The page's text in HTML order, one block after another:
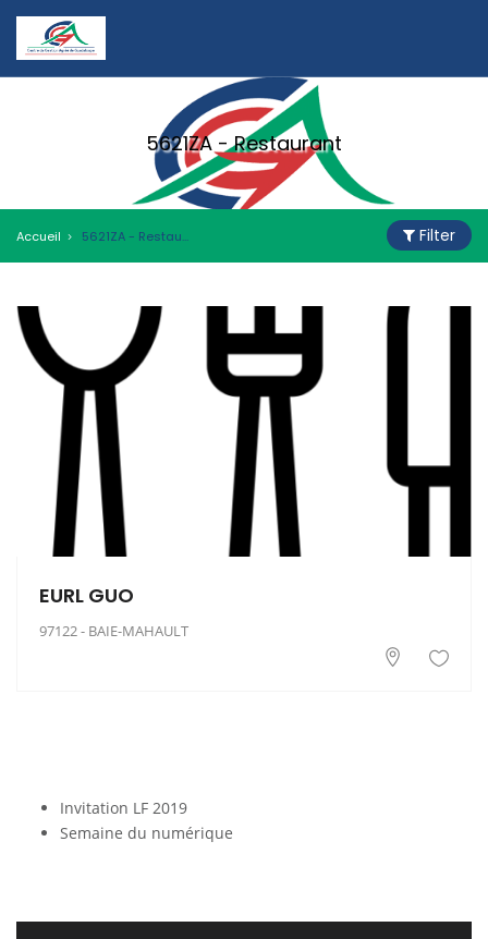
5621ZA - Restaurant
Accueil 5621ZA - Restaurant Filter
EURL GUO
97122 - BAIE-MAHAULT
Invitation LF 2019
Semaine du numérique